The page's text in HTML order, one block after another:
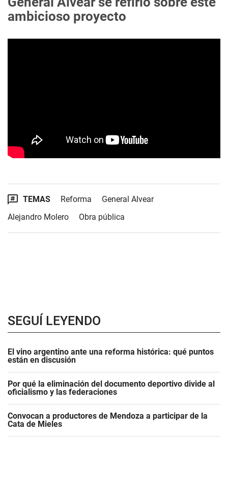
ambicioso proyecto
TEMAS Reforma
General Alvear
Alejandro Molero
Obra pública
SEGUÍ LEYENDO
El vino argentino ante una reforma histórica: qué puntos
están en discusión
Por qué la eliminación del documento deportivo divide al
oficialismo y las federaciones
Convocan a productores de Mendoza a participar de la
Cata de Mieles